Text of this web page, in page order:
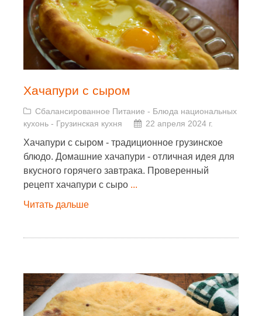
Хачапури с сыром
Сбалансированное Питание - Блюда национальных
кухонь - Грузинская кухня 22 апреля 2024 г.
Хачапури с сыром - традиционное грузинское
блюдо. Домашние хачапури - отличная идея для
вкусного горячего завтрака. Проверенный
рецепт хачапури с сыро ...
Читать дальше